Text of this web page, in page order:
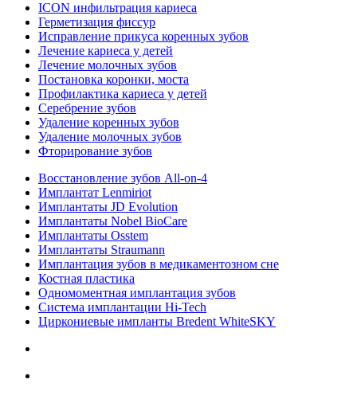
ICON инфильтрация кариеса
Герметизация фиссур
Исправление прикуса коренных зубов
Лечение кариеса у детей
Лечение молочных зубов
Постановка коронки, моста
Профилактика кариеса у детей
Серебрение зубов
Удаление коренных зубов
Удаление молочных зубов
Фторирование зубов
Восстановление зубов All‑on‑4
Имплантат Lenmiriot
Имплантаты JD Evolution
Имплантаты Nobel BioСare
Имплантаты Osstem
Имплантаты Straumann
Имплантация зубов в медикаментозном сне
Костная пластика
Одномоментная имплантация зубов
Система имплантации Hi-Tech
Циркониевые импланты Bredent WhiteSKY